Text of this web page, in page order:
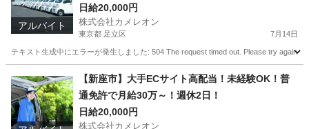
アルバイト
日給20,000円
株式会社カメレオン
東京都 足立区 7月14日
テキスト生成中にエラーが発生しました: 504 The request timed out. Please try
ドライバー 積み込み
【新座市】大手ECサイト高配当！未経験OK！普
通免許で月給30万～！週休2日！
日給20,000円
株式会社カメレオン